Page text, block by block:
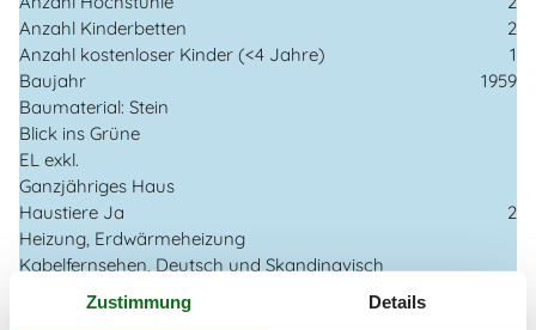
Anzahl Kinderbetten
2
Anzahl kostenloser Kinder (<4 Jahre)
1
Baujahr
1959
Baumaterial: Stein
Blick ins Grüne
EL exkl.
Ganzjähriges Haus
Haustiere Ja
2
Heizung, Erdwärmeheizung
Kabelfernsehen, Deutsch und Skandinavisch
Renoviert
Self-Service-Check-in
Zustimmung Details